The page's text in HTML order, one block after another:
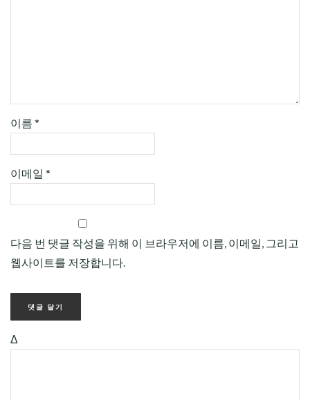
이름 *
이메일 *
다음 번 댓글 작성을 위해 이 브라우저에 이름, 이메일, 그리고
웹사이트를 저장합니다.
Δ